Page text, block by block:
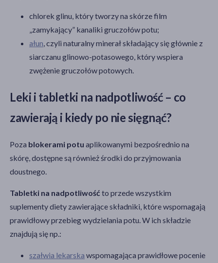
chlorek glinu, który tworzy na skórze film
„zamykający” kanaliki gruczołów potu;
ałun, czyli naturalny minerał składający się głównie z
siarczanu glinowo-potasowego, który wspiera
zwężenie gruczołów potowych.
Leki i tabletki na nadpotliwość – co
zawierają i kiedy po nie sięgnąć?
Poza blokerami potu aplikowanymi bezpośrednio na
skórę, dostępne są również środki do przyjmowania
doustnego.
Tabletki na nadpotliwośćto przede wszystkim
suplementy diety zawierające składniki, które wspomagają
prawidłowy przebieg wydzielania potu. W ich składzie
znajdują się np.:
szałwia lekarska wspomagająca prawidłowe pocenie